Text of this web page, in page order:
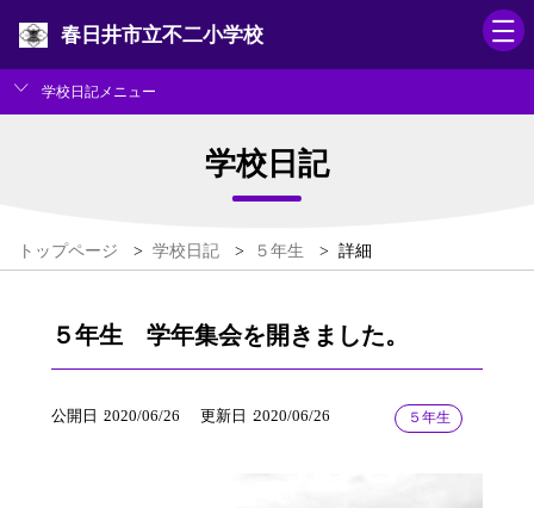
春日井市立不二小学校
学校日記メニュー
学校日記
トップページ > 学校日記 > ５年生 > 詳細
５年生 学年集会を開きました。
公開日 2020/06/26 更新日 2020/06/26 ５年生